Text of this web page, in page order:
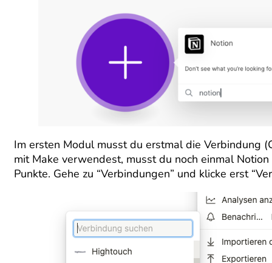
Im ersten Modul musst du erstmal die Verbindung
mit Make verwendest, musst du noch einmal
Punkte. Gehe zu “Verbindungen” und klicke erst